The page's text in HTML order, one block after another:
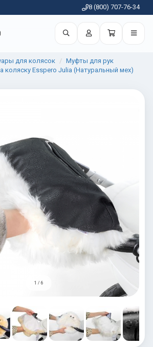
8 (800) 707-76-34
для колясок
Муфты для рук
коляску Esspero Julia (Натуральный мех)
1 / 6